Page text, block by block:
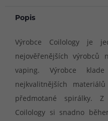
Popis
Výrobce Coilology je
nejověřenějších
vaping. Výrobce
nejkvalitnějších
předmotané spirálky.
Coilology si snadno